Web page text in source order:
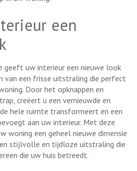
een
geeft uw interieur een nieuwe look
van een frisse uitstraling die perfect
Door het opknappen en
creëert u een vernieuwde en
hele ruimte transformeert en een
aan uw interieur. Met deze
woning een geheel nieuwe dimensie
stijlvolle en tijdloze uitstraling die
die uw huis betreedt.